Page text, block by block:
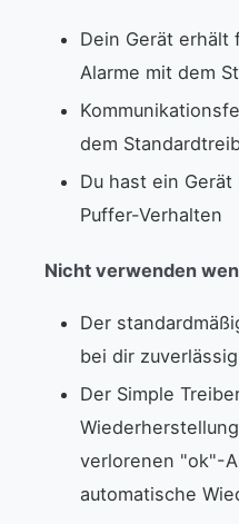
Dein Gerät erhält
Alarme mit dem
dem
Du hast ein
Puffer-Verhalten
Nicht verwenden
Der
bei dir
Der Simple
verlorenen "ok"-
automatische